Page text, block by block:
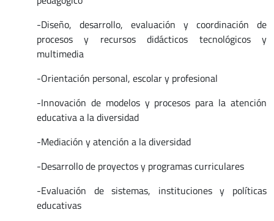
-Diseño, desarrollo, evaluación y coordinación de
procesos y recursos didácticos tecnológicos y
multimedia
-Orientación personal, escolar y profesional
-Innovación de modelos y procesos para la atención
educativa a la diversidad
-Mediación y atención a la diversidad
-Desarrollo de proyectos y programas curriculares
-Evaluación de sistemas, instituciones y políticas
educativas